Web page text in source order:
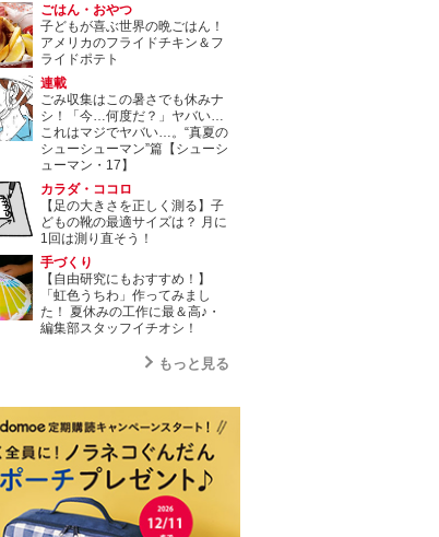
ごはん・おやつ
子どもが喜ぶ世界の晩ごはん！
アメリカのフライドチキン＆フ
ライドポテト
連載
ごみ収集はこの暑さでも休みナ
シ！「今…何度だ？」ヤバい…
これはマジでヤバい…。“真夏の
シューシューマン”篇【シューシ
ューマン・17】
カラダ・ココロ
【足の大きさを正しく測る】子
どもの靴の最適サイズは？ 月に
1回は測り直そう！
手づくり
【自由研究にもおすすめ！】
「虹色うちわ」作ってみまし
た！ 夏休みの工作に最＆高♪・
編集部スタッフイチオシ！
もっと見る